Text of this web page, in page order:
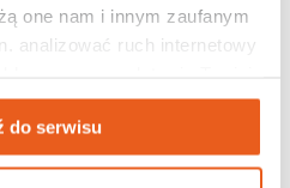
one nam i innym zaufanym
analizować ruch internetowy
internetowych. Więcej
polityce prywatności
do serwisu